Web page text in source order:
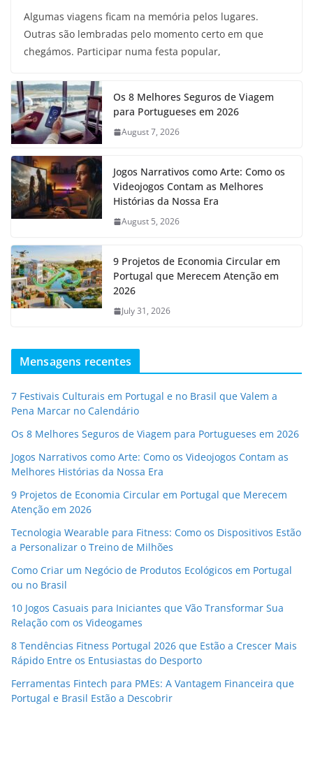
Algumas viagens ficam na memória pelos lugares.
Outras são lembradas pelo momento certo em que
chegámos. Participar numa festa popular,
Os 8 Melhores Seguros de Viagem
para Portugueses em 2026
August 7, 2026
Jogos Narrativos como Arte: Como os
Videojogos Contam as Melhores
Histórias da Nossa Era
August 5, 2026
9 Projetos de Economia Circular em
Portugal que Merecem Atenção em
2026
July 31, 2026
Mensagens recentes
7 Festivais Culturais em Portugal e no Brasil que Valem a
Pena Marcar no Calendário
Os 8 Melhores Seguros de Viagem para Portugueses em 2026
Jogos Narrativos como Arte: Como os Videojogos Contam as
Melhores Histórias da Nossa Era
9 Projetos de Economia Circular em Portugal que Merecem
Atenção em 2026
Tecnologia Wearable para Fitness: Como os Dispositivos Estão
a Personalizar o Treino de Milhões
Como Criar um Negócio de Produtos Ecológicos em Portugal
ou no Brasil
10 Jogos Casuais para Iniciantes que Vão Transformar Sua
Relação com os Videogames
8 Tendências Fitness Portugal 2026 que Estão a Crescer Mais
Rápido Entre os Entusiastas do Desporto
Ferramentas Fintech para PMEs: A Vantagem Financeira que
Portugal e Brasil Estão a Descobrir